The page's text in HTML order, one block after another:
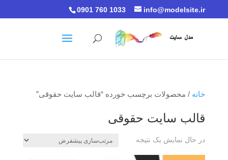
0901 760 1033 info@modelsite.ir
خانه / محصولات برچسب خورده “قالب سایت حقوقی”
قالب سایت حقوقی
در حال نمایش یک نتیجه